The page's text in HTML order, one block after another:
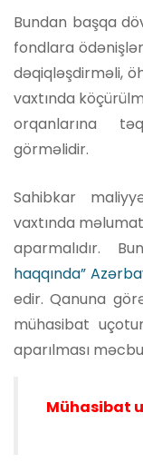
Bundan başqa
fondlara
dəqiqləşdirməli,
vaxtında
orqanlarına
görməlidir.
Sahibkar
vaxtında
aparmalıdır.
haqqında”
edir. Qanuna
mühasibat
aparılması
Mühasibat